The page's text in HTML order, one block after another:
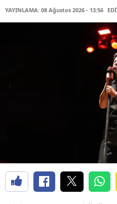
YAYINLAMA: 08 Ağustos 2026 - 13:56